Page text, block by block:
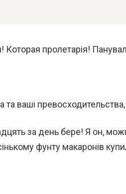
пролетарія!
та ваші
за день бере! Я он,
фунту макаронів